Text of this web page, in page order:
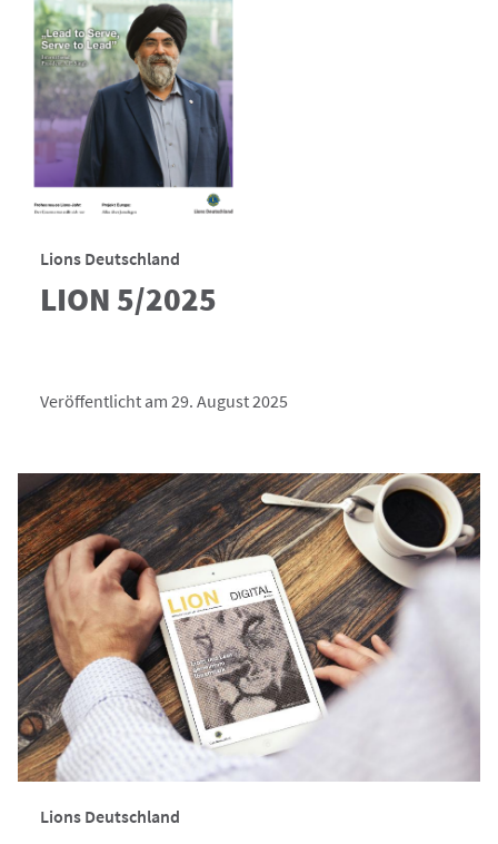
Lions Deutschland
LION 5/2025
Veröffentlicht am 29. August 2025
Lions Deutschland